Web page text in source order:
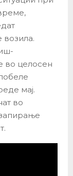
возила.
во целосен
мај.
во